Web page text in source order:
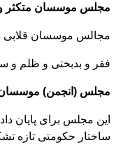
مجلس موسسان متکثر و
مجالس موسسان قلابی
فقر و بدبختی و ظلم و
مجلس (انجمن)
این مجلس برای پایان
ساختار حکومتی تازه